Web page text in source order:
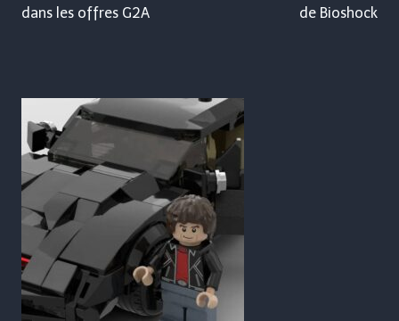
dans les offres G2A
de Bioshock